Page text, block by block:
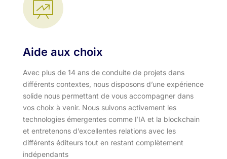
Aide aux choix
Avec plus de 14 ans de conduite de projets dans
différents contextes, nous disposons d’une expérience
solide nous permettant de vous accompagner dans
vos choix à venir. Nous suivons activement les
technologies émergentes comme l’IA et la blockchain
et entretenons d’excellentes relations avec les
différents éditeurs tout en restant complètement
indépendants